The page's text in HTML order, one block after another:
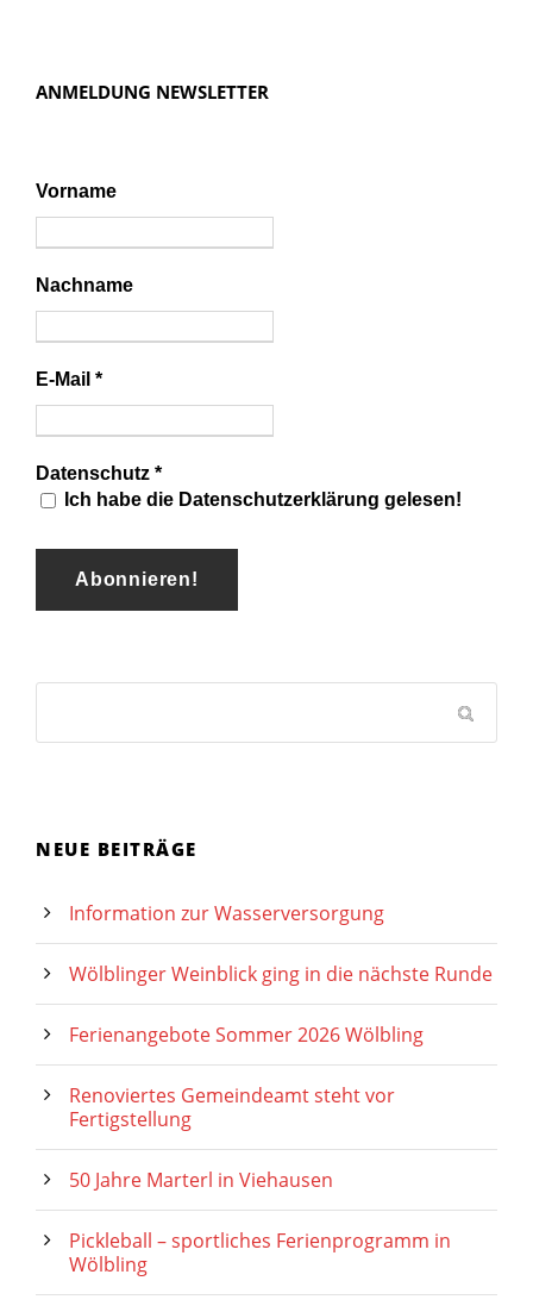
ANMELDUNG NEWSLETTER
Vorname
Nachname
E-Mail *
Datenschutz *
Ich habe die Datenschutzerklärung gelesen!
NEUE BEITRÄGE
Information zur Wasserversorgung
Wölblinger Weinblick ging in die nächste Runde
Ferienangebote Sommer 2026 Wölbling
Renoviertes Gemeindeamt steht vor
Fertigstellung
50 Jahre Marterl in Viehausen
Pickleball – sportliches Ferienprogramm in
Wölbling